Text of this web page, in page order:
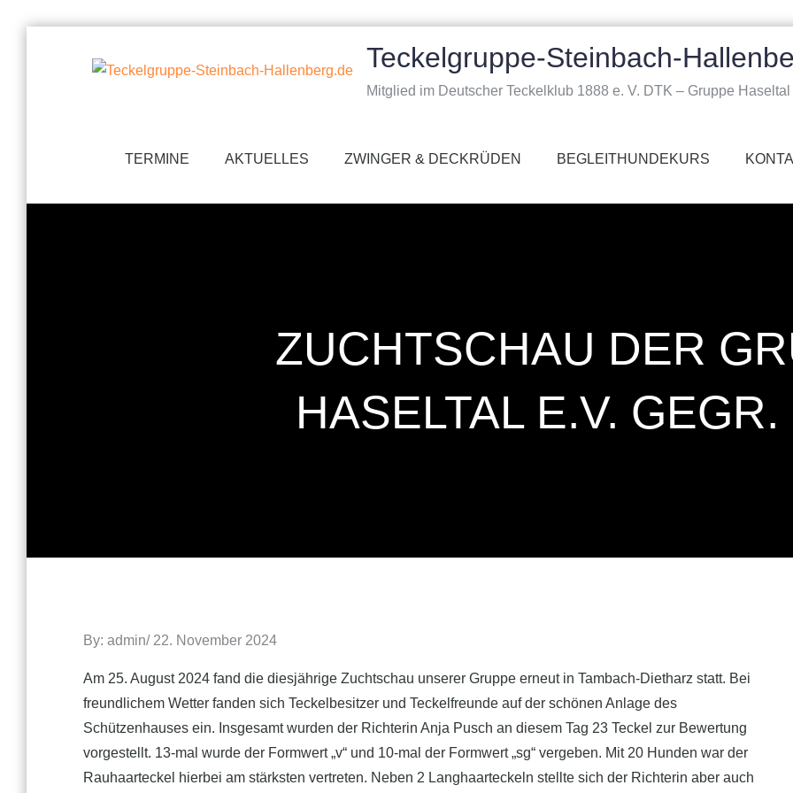
Teckelgruppe-Steinbach-
Mitglied im Deutscher Teckelklub 1888 e. V. DTK – Gruppe
TERMINE AKTUELLES ZWINGER & DECKRÜDEN BEGLEITHUNDEKURS
ZUCHTSCHAU DER
HASELTAL E.V.
By:adminPosted
22. November 2024
Am 25. August 2024 fand die diesjährige Zuchtschau unserer Gruppe erneut in Tambach-Dietharz statt. Bei
freundlichem Wetter fanden sich Teckelbesitzer und Teckelfreunde auf der schönen Anlage des
Schützenhauses ein. Insgesamt wurden der Richterin Anja Pusch an diesem Tag 23 Teckel zur Bewertung
vorgestellt. 13-mal wurde der Formwert „v“ und 10-mal der Formwert „sg“ vergeben. Mit 20 Hunden war der
Rauhaarteckel hierbei am stärksten vertreten. Neben 2 Langhaarteckeln stellte sich der Richterin aber auch